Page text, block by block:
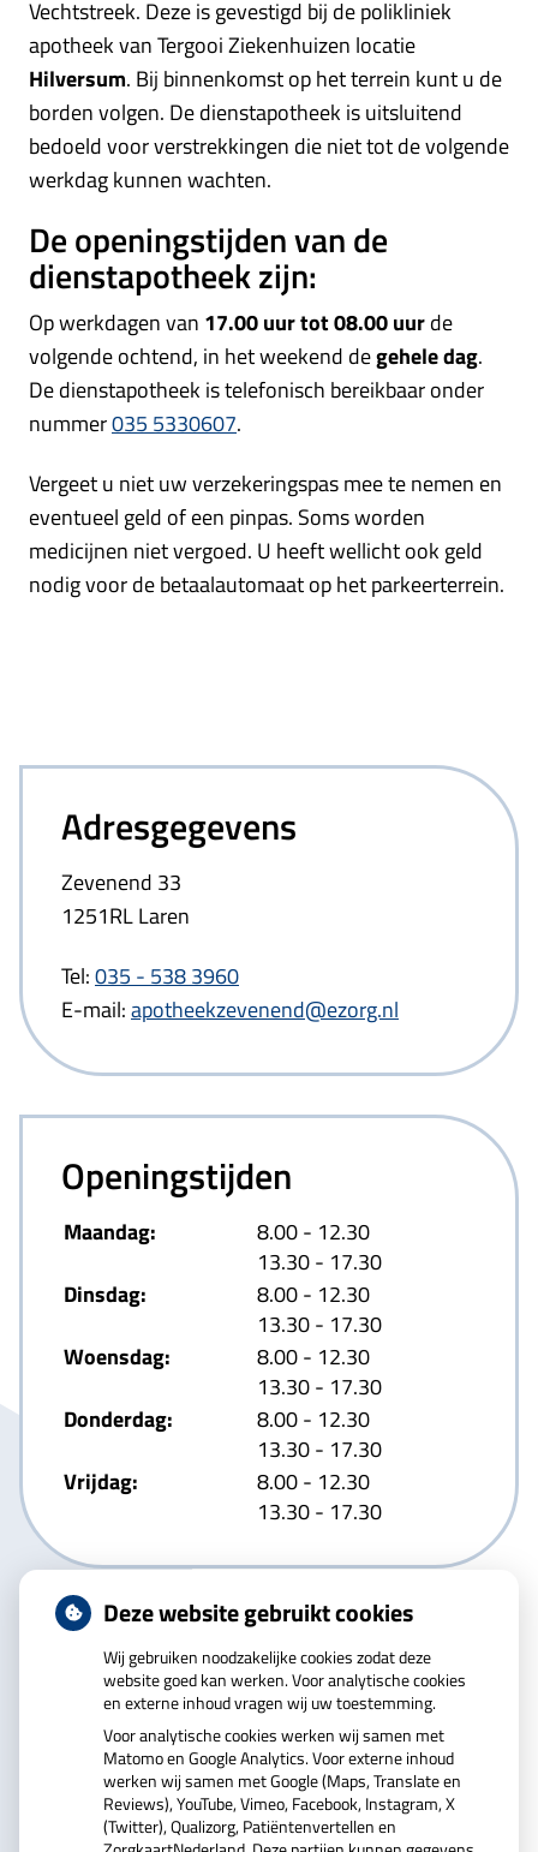
Vechtstreek. Deze is gevestigd bij de polikliniek
apotheek van Tergooi Ziekenhuizen locatie
Hilversum. Bij binnenkomst op het terrein kunt u de
borden volgen. De dienstapotheek is uitsluitend
bedoeld voor verstrekkingen die niet tot de volgende
werkdag kunnen wachten.
De openingstijden van de
dienstapotheek zijn:
Op werkdagen van 17.00 uur tot 08.00 uurde
volgende ochtend, in het weekend degehele dag.
De dienstapotheek is telefonisch bereikbaar onder
nummer035 5330607.
Vergeet u niet uw verzekeringspas mee te nemen en
eventueel geld of een pinpas. Soms worden
medicijnen niet vergoed. U heeft wellicht ook geld
nodig voor de betaalautomaat op het parkeerterrein.
Adresgegevens
Zevenend 33
1251RL Laren
Tel:035 - 538 3960
E-mail:apotheekzevenend@ezorg.nl
Openingstijden
Maandag: 8.00tot
- 12.30
13.30tot
- 17.30
Dinsdag:
8.00tot
- 12.30
13.30tot
- 17.30
Woensdag:
8.00tot
- 12.30
13.30tot
- 17.30
Donderdag:
8.00tot
- 12.30
13.30tot
- 17.30
Vrijdag:
8.00tot
- 12.30
13.30tot
- 17.30
U heeft geen toestemming gegeven voor
externe inhouddie nodig is om dit te zien.
Cookie-instellingen wijzigen
Deze website gebruikt cookies
Wij gebruiken noodzakelijke cookies zodat deze
website goed kan werken. Voor analytische cookies
en externe inhoud vragen wij uw toestemming.
Voor analytische cookies werken wij samen met
Matomo en Google Analytics. Voor externe inhoud
werken wij samen met Google (Maps, Translate en
Reviews), YouTube, Vimeo, Facebook, Instagram, X
(Twitter), Qualizorg, Patiëntenvertellen en